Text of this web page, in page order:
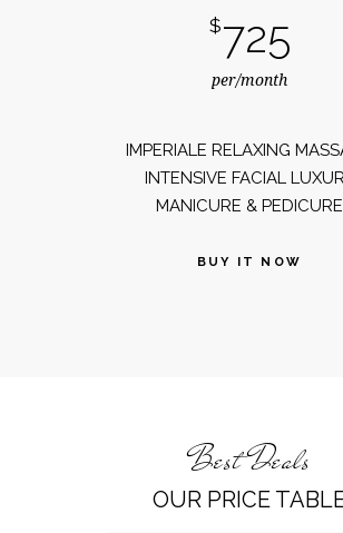
$725
per/month
IMPERIALE RELAXING
INTENSIVE FACIAL
MANICURE & PEDICURE
BUY IT NOW
Best Deals
OUR PRICE